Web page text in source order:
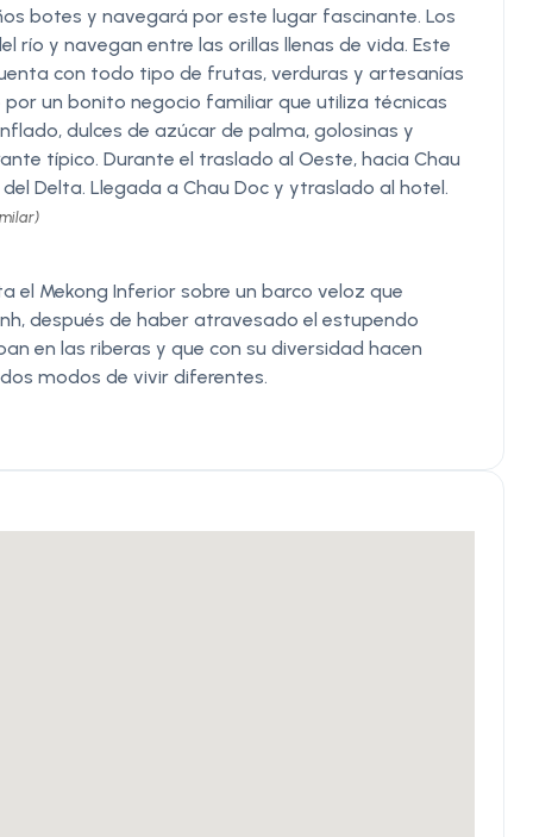
botes y navegará por este lugar fascinante. Los
río y navegan entre las orillas llenas de vida. Este
con todo tipo de frutas, verduras y artesanías
un bonito negocio familiar que utiliza técnicas
dulces de azúcar de palma, golosinas y
típico. Durante el traslado al Oeste, hacia Chau
Delta. Llegada a Chau Doc y ytraslado al hotel.
el Mekong Inferior sobre un barco veloz que
después de haber atravesado el estupendo
en las riberas y que con su diversidad hacen
modos de vivir diferentes.